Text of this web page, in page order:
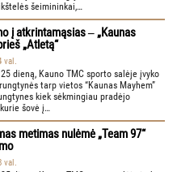
šeimininkai,…
į atkrintamąsias ‒ „Kaunas
„Atletą“
val.
dieną, Kauno TMC sporto salėje įvyko
tarp vietos “Kaunas Mayhem”
kiek sėkmingiau pradėjo
šovė į…
metimas nulėmė „Team 97“
val.